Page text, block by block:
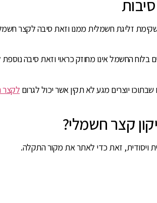
זליגת חשמלית ממנו וזאת סיבה לקצר
בלוח החשמל אינו מחוזק כראוי וזאת סיבה
יוצרים מגע לא תקין אשר יכול לגרום לקצר
קצר חשמלי?
ויסודית, זאת כדי לאתר את מקור התקלה.